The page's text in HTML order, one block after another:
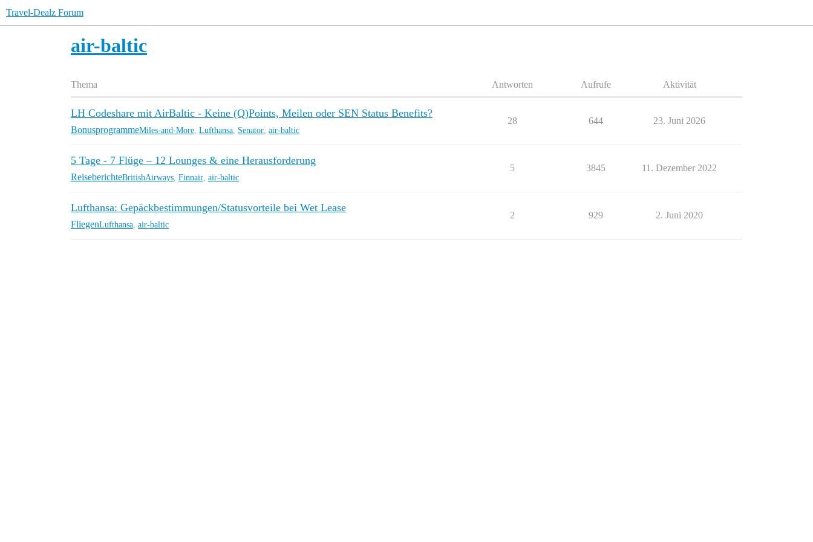
Travel-Dealz Forum
air-baltic
Thema Antworten Aufrufe Aktivität
LH Codeshare mit AirBaltic - Keine (Q)Points, Meilen oder SEN Status Benefits?
BonusprogrammeMiles-and-More Lufthansa Senator air-baltic
28 644 23. Juni 2026
5 Tage - 7 Flüge – 12 Lounges & eine Herausforderung
ReiseberichteBritishAirways Finnair air-baltic
5 3845 11. Dezember 2022
Lufthansa: Gepäckbestimmungen/Statusvorteile bei Wet Lease
FliegenLufthansa air-baltic
2 929 2. Juni 2020